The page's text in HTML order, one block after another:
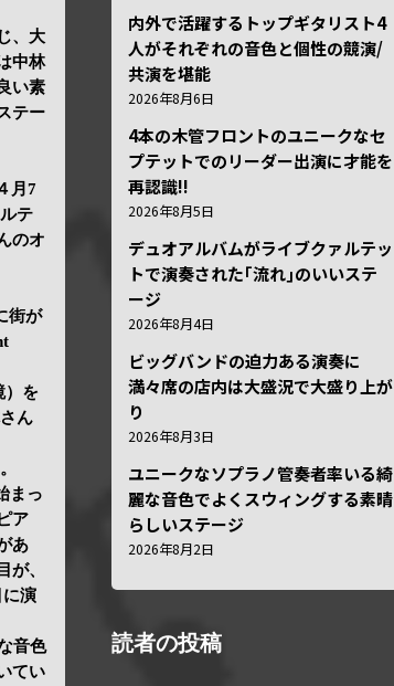
、大
中林
い素
テー
月7
テ
のオ
街が
）を
ん
まっ
ア
あ
が、
に演
音色
てい
内外で活躍するトップギタリスト4
人がそれぞれの音色と個性の競演/
共演を堪能
2026年8月6日
4本の木管フロントのユニークなセ
プテットでのリーダー出演に才能を
再認識!!
2026年8月5日
デュオアルバムがライブクァルテッ
トで演奏された｢流れ｣のいいステ
ージ
2026年8月4日
ビッグバンドの迫力ある演奏に
満々席の店内は大盛況で大盛り上が
り
2026年8月3日
ユニークなソプラノ管奏者率いる綺
麗な音色でよくスウィングする素晴
らしいステージ
2026年8月2日
読者の投稿